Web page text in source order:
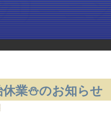
業⛄のお知らせ